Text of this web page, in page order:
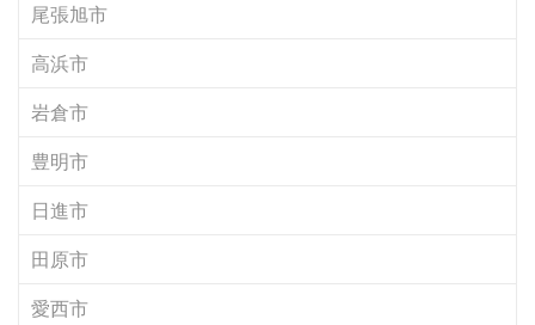
尾張旭市
高浜市
岩倉市
豊明市
日進市
田原市
愛西市